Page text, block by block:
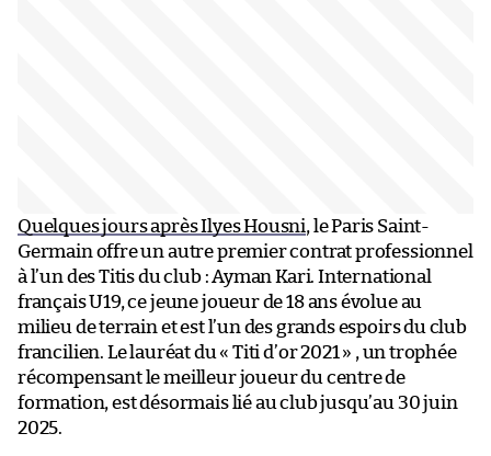
Quelques jours après Ilyes Housni, le Paris Saint-
Germain offre un autre premier contrat professionnel
à l’un des Titis du club : Ayman Kari. International
français U19, ce jeune joueur de 18 ans évolue au
milieu de terrain et est l’un des grands espoirs du club
francilien. Le lauréat du « Titi d’or 2021 » , un trophée
récompensant le meilleur joueur du centre de
formation, est désormais lié au club jusqu’au 30 juin
2025.